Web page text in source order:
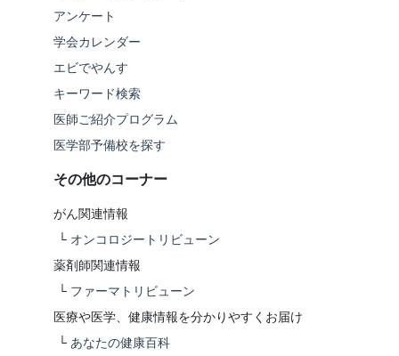
アンケート
学会カレンダー
エビでやんす
キーワード検索
医師ご紹介プログラム
医学部予備校を探す
その他のコーナー
がん関連情報
└ オンコロジートリビューン
薬剤師関連情報
└ ファーマトリビューン
医療や医学、健康情報を分かりやすくお届け
└ あなたの健康百科